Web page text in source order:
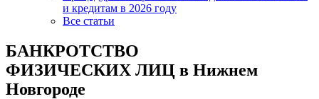
и кредитам в 2026 году
Все статьи
БАНКРОТСТВО
ФИЗИЧЕСКИХ ЛИЦ в Нижнем
Новгороде